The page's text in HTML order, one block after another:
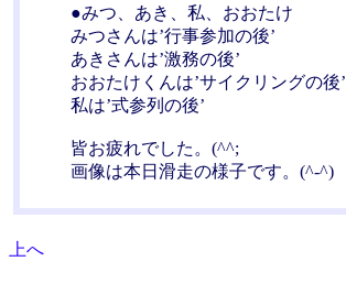
●みつ、あき、私、おおたけ
みつさんは’行事参加の後’
あきさんは’激務の後’
おおたけくんは’サイクリングの後’
私は’式参列の後’
皆お疲れでした。(^^;
画像は本日滑走の様子です。(^-^)
上へ